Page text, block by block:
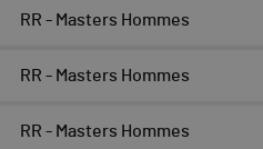
RR - Masters Hommes
RR - Masters Hommes
RR - Masters Hommes